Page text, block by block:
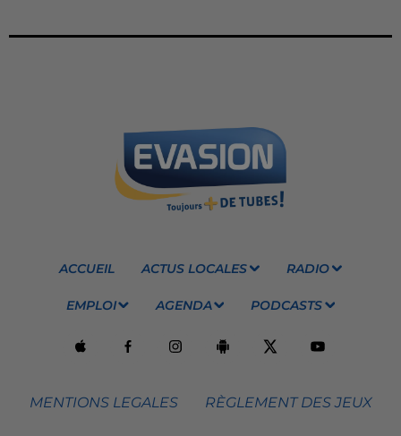
ACCUEIL ACTUS LOCALES RADIO
EMPLOI AGENDA PODCASTS
MENTIONS LEGALES RÈGLEMENT DES JEUX